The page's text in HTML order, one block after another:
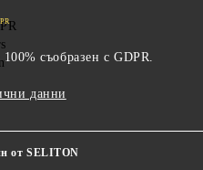
съобразен с GDPR.
данни
от SELITON